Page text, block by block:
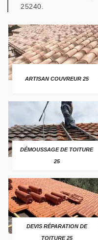
25240.
ARTISAN COUVREUR 25
DÉMOUSSAGE DE TOITURE
25
DEVIS RÉPARATION DE
TOITURE 25